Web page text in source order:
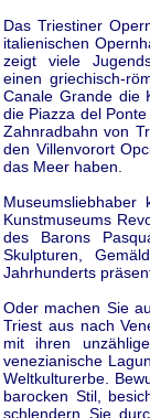
Das Triestiner
italienischen
zeigt viele
einen griechisch-
Canale Grande die
die Piazza del
Zahnradbahn von
den Villenvorort
das Meer haben.
Kunstmuseums
des Barons
Skulpturen,
Jahrhunderts
Oder machen Sie
Triest aus nach
mit ihren
venezianische
Weltkulturerbe.
barocken Stil,
schlendern Sie